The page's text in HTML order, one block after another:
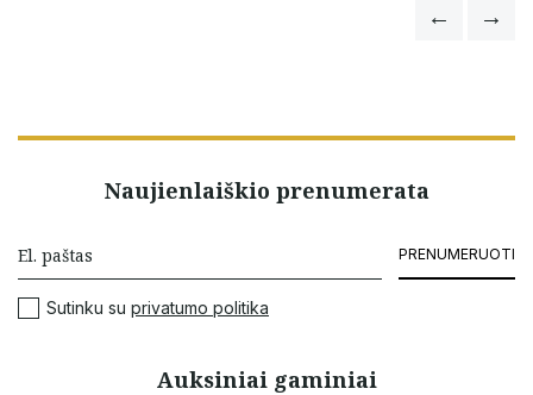
Auksiniai gaminiai
Naujienlaiškio prenumerata
PRENUMERUOTI
Sutinku su privatumo politika